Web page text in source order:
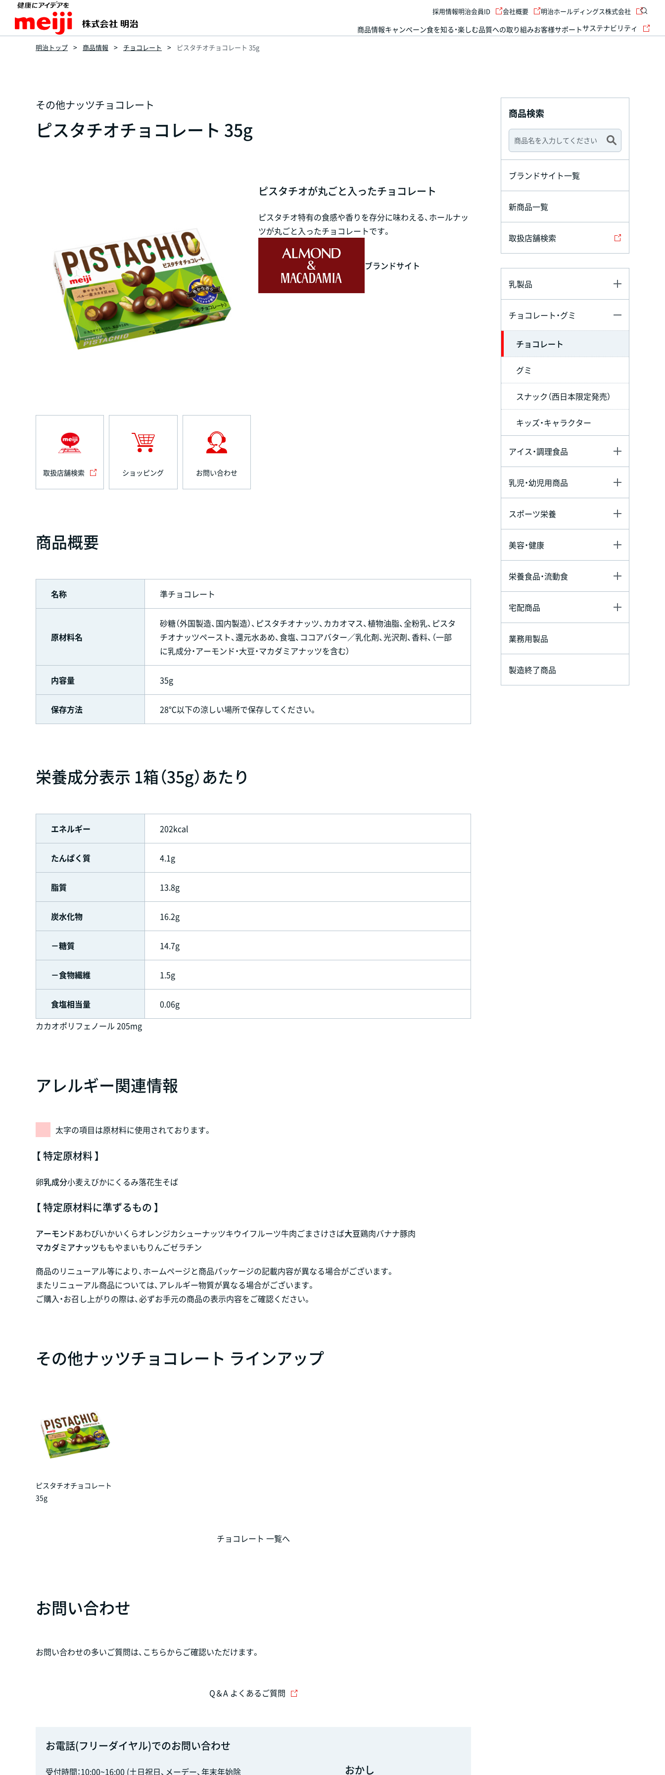
商品情報キャンペーン食を知る・楽しむ品質への取り組みお客様サポートサステナビリティ
採用情報明治会員ID 会社概要 明治ホールディングス株式会社
明治トップ 商品情報 チョコレート ピスタチオチョコレート 35g
その他ナッツチョコレート
ピスタチオチョコレート 35g
ピスタチオが丸ごと入ったチョコレート
ピスタチオ特有の食感や香りを存分に味わえる、ホールナッ
ツが丸ごと入ったチョコレートです。
ブランドサイト
取扱店舗検索 ショッピング お問い合わせ
商品概要
名称 準チョコレート
原材料名
砂糖（外国製造、国内製造）、ピスタチオナッツ、カカオマス、植物油脂、全粉乳、ピスタ
チオナッツペースト、還元水あめ、食塩、ココアバター／乳化剤、光沢剤、香料、（一部
に乳成分・アーモンド・大豆・マカダミアナッツを含む）
内容量 35g
保存方法 28℃以下の涼しい場所で保存してください。
栄養成分表示 1箱（35g）あたり
エネルギー 202kcal
たんぱく質 4.1g
脂質 13.8g
炭水化物 16.2g
－糖質 14.7g
－食物繊維 1.5g
食塩相当量
0.06g
カカオポリフェノール 205mg
アレルギー関連情報
太字の項目は原材料に使用されております。
【 特定原材料 】
卵乳成分小麦えびかにくるみ落花生そば
【 特定原材料に準ずるもの 】
アーモンドあわびいかいくらオレンジカシューナッツキウイフルーツ牛肉ごまさけさば大豆鶏肉バナナ豚肉
マカダミアナッツももやまいも りんごゼラチン
商品のリニューアル等により、ホームページと商品パッケージの記載内容が異なる場合がございます。
またリニューアル商品については、アレルギー物質が異なる場合がございます。
ご購入・お召し上がりの際は、必ずお手元の商品の表示内容をご確認ください。
その他ナッツチョコレート ラインアップ
ピスタチオチョコレート
35g
チョコレート 一覧へ
お問い合わせ
お問い合わせの多いご質問は、こちらからご確認いただけます。
Q＆A よくあるご質問
お電話(フリーダイヤル)でのお問い合わせ
受付時間：10:00~16:00 (土日祝日、メーデー、年末年始除 おかし
商品検索
ブランドサイト一覧
新商品一覧
取扱店舗検索
乳製品
チョコレート・グミ
チョコレート
グミ
スナック（西日本限定発売）
キッズ・キャラクター
アイス・調理食品
乳児・幼児用商品
スポーツ栄養
美容・健康
栄養食品・流動食
宅配商品
業務用製品
製造終了商品